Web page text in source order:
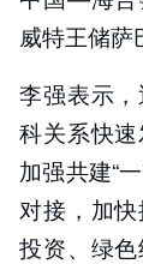
威特王储萨
李强表示
科关系快
加强共建“
对接，加
投资、绿